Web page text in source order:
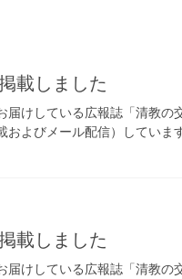
載しました
届けしている広報誌「清教の
およびメール配信）していま
載しました
届けしている広報誌「清教の